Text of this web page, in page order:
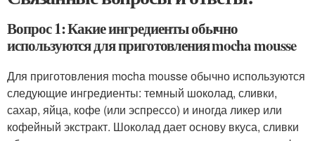
Вопрос 1: Какие ингредиенты обычно
используются для приготовления mocha mousse
Для приготовления mocha mousse обычно используются
следующие ингредиенты: темный шоколад, сливки,
сахар, яйца, кофе (или эспрессо) и иногда ликер или
кофейный экстракт. Шоколад дает основу вкуса, сливки